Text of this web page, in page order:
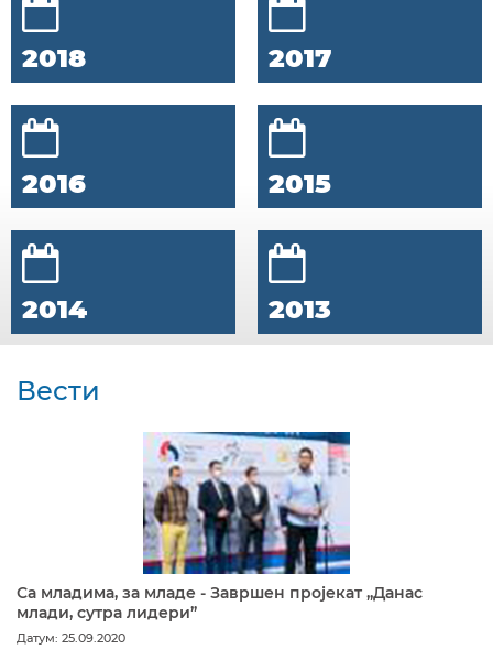
2018 2017
2016 2015
2014 2013
Вести
Са младима, за младе - Завршен пројекат „Данас
млади, сутра лидери”
Датум: 25.09.2020